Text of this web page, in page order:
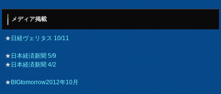
メディア掲載
★日経ヴェリタス 10/11
★日本経済新聞 5/9
★日本経済新聞 4/2
★BIGtomorrow2012年10月